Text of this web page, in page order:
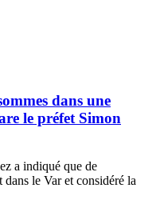
dans une
le préfet Simon
a indiqué que de
le Var et considéré la